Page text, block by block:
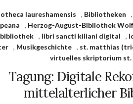
laureshamensis , Bibliotheken ,
, Herzog-August-Bibliothek
, libri sancti kiliani digital ,
, Musikgeschichte , st. matthias
virtuelles skriptorium
Tagung: Digitale
mittelalterlicher